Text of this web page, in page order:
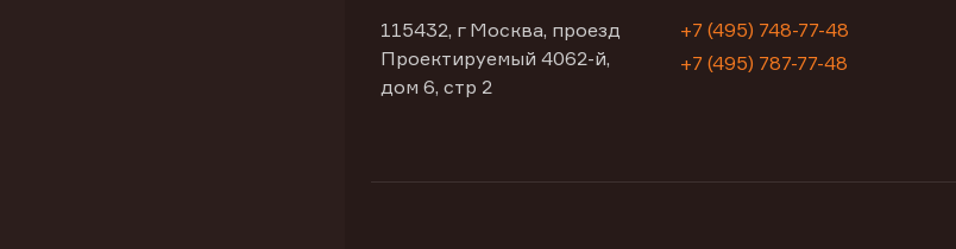
115432, г Москва, проезд
Проектируемый 4062-й,
дом 6, стр 2
+7 (495) 748-77-48
+7 (495) 787-77-48